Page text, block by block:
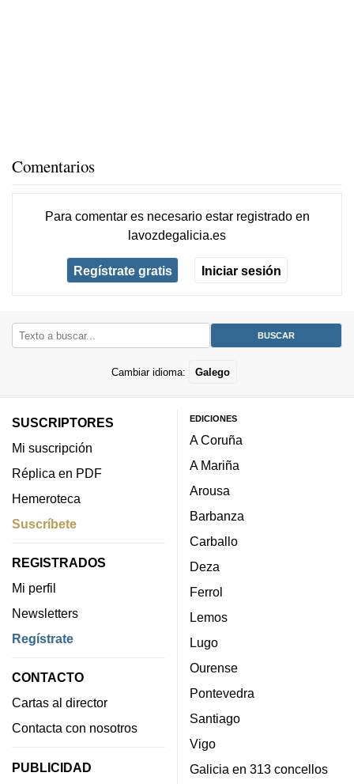
Comentarios
Para comentar es necesario estar registradoen
lavozdegalicia.es
Regístrate gratis Iniciar sesión
Cambiar idioma: Galego
SUSCRIPTORES
Mi suscripción
Réplica en PDF
Hemeroteca
Suscríbete
REGISTRADOS
Mi perfil
Newsletters
Regístrate
CONTACTO
Cartas al director
Contacta con nosotros
PUBLICIDAD
EDICIONES
A Coruña
A Mariña
Arousa
Barbanza
Carballo
Deza
Ferrol
Lemos
Lugo
Ourense
Pontevedra
Santiago
Vigo
Galicia en 313 concellos